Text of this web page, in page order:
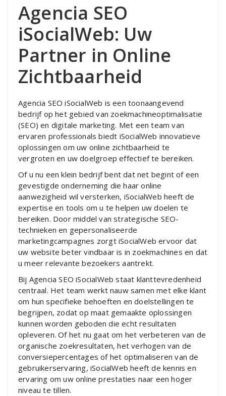
Agencia SEO
iSocialWeb: Uw
Partner in Online
Zichtbaarheid
Agencia SEO iSocialWeb is een toonaangevend
bedrijf op het gebied van zoekmachineoptimalisatie
(SEO) en digitale marketing. Met een team van
ervaren professionals biedt iSocialWeb innovatieve
oplossingen om uw online zichtbaarheid te
vergroten en uw doelgroep effectief te bereiken.
Of u nu een klein bedrijf bent dat net begint of een
gevestigde onderneming die haar online
aanwezigheid wil versterken, iSocialWeb heeft de
expertise en tools om u te helpen uw doelen te
bereiken. Door middel van strategische SEO-
technieken en gepersonaliseerde
marketingcampagnes zorgt iSocialWeb ervoor dat
uw website beter vindbaar is in zoekmachines en dat
u meer relevante bezoekers aantrekt.
Bij Agencia SEO iSocialWeb staat klanttevredenheid
centraal. Het team werkt nauw samen met elke klant
om hun specifieke behoeften en doelstellingen te
begrijpen, zodat op maat gemaakte oplossingen
kunnen worden geboden die echt resultaten
opleveren. Of het nu gaat om het verbeteren van de
organische zoekresultaten, het verhogen van de
conversiepercentages of het optimaliseren van de
gebruikerservaring, iSocialWeb heeft de kennis en
ervaring om uw online prestaties naar een hoger
niveau te tillen.